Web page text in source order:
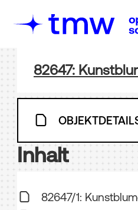
82647:
Inhalt
82647/1: